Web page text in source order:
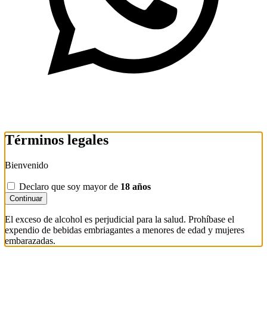
Términos legales
Bienvenido
Declaro que soy mayor de 18 años
Continuar
El exceso de alcohol es perjudicial para la salud. Prohíbase el
expendio de bebidas embriagantes a menores de edad y mujeres
embarazadas.